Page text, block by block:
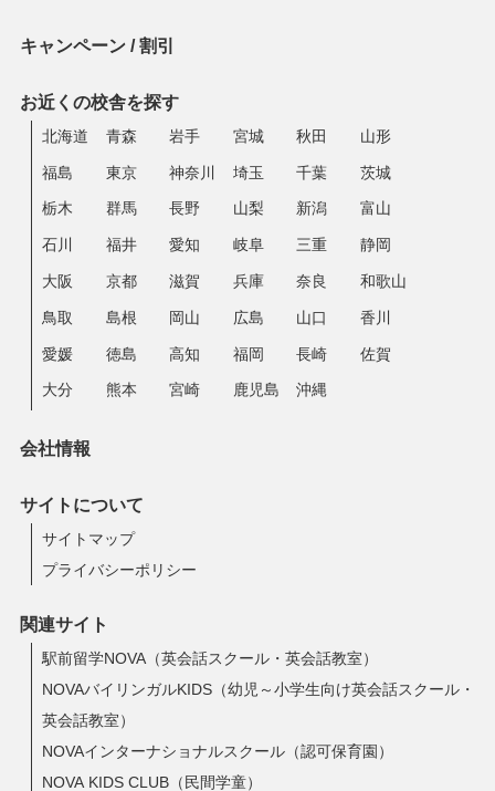
キャンペーン / 割引
お近くの校舎を探す
北海道 青森 岩手 宮城 秋田 山形
福島 東京 神奈川 埼玉 千葉 茨城
栃木 群馬 長野 山梨 新潟 富山
石川 福井 愛知 岐阜 三重 静岡
大阪 京都 滋賀 兵庫 奈良 和歌山
鳥取 島根 岡山 広島 山口 香川
愛媛 徳島 高知 福岡 長崎 佐賀
大分 熊本 宮崎 鹿児島 沖縄
会社情報
サイトについて
サイトマップ
プライバシーポリシー
関連サイト
駅前留学NOVA（英会話スクール・英会話教室）
NOVAバイリンガルKIDS（幼児～小学生向け英会話スクール・
英会話教室）
NOVAインターナショナルスクール（認可保育園）
NOVA KIDS CLUB（民間学童）